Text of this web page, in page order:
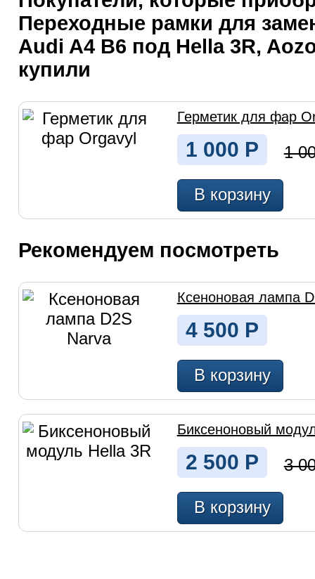
Переходные рамки для
Audi A4 B6 под Hella 3R,
купили
Герметик для фар
1 000 Р 1
В корзину
Рекомендуем посмотреть
Ксеноновая лампа
4 500 Р
В корзину
Биксеноновый
2 500 Р 3
В корзину